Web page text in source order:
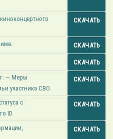
СКАЧАТЬ
СКАЧАТЬ
СКАЧАТЬ
— Меры
участника СВО
СКАЧАТЬ
с
ID
СКАЧАТЬ
СКАЧАТЬ